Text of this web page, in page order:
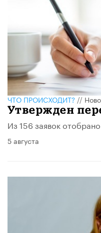
ЧТО ПРОИСХОДИТ?//
Утвержден
Из 156 заявок
5 августа